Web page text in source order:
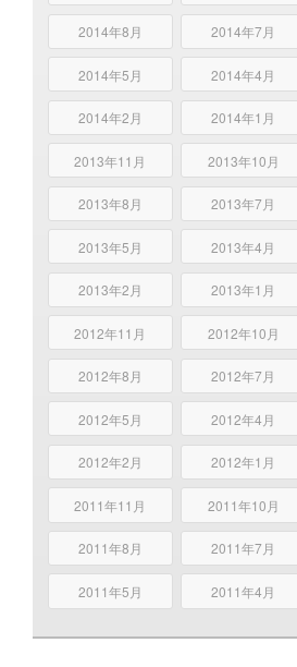
2014年8月 2014年7月
2014年5月 2014年4月
2014年2月 2014年1月
2013年11月 2013年10月
2013年8月 2013年7月
2013年5月 2013年4月
2013年2月 2013年1月
2012年11月 2012年10月
2012年8月 2012年7月
2012年5月 2012年4月
2012年2月 2012年1月
2011年11月 2011年10月
2011年8月 2011年7月
2011年5月 2011年4月